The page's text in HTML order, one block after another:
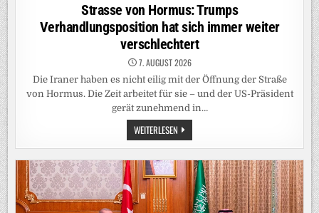
Strasse von Hormus: Trumps
Verhandlungsposition hat sich immer weiter
verschlechtert
7. AUGUST 2026
Die Iraner haben es nicht eilig mit der Öffnung der Straße
von Hormus. Die Zeit arbeitet für sie – und der US-Präsident
gerät zunehmend in…
WEITERLESEN STRASSE
VON
HORMUS:
VERHANDLUNGSPOSITION
HAT
SICH
IMMER
WEITER